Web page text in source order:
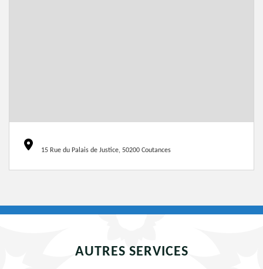
15 Rue du Palais de Justice, 50200 Coutances
AUTRES SERVICES